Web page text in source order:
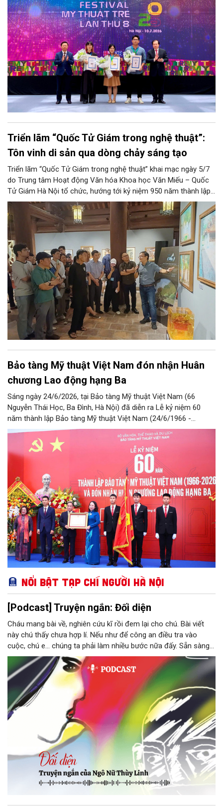
Triển lãm “Quốc Tử Giám trong nghệ thuật”:
Tôn vinh di sản qua dòng chảy sáng tạo
Triển lãm “Quốc Tử Giám trong nghệ thuật” khai mạc ngày 5/7
do Trung tâm Hoạt động Văn hóa Khoa học Văn Miếu – Quốc
Tử Giám Hà Nội tổ chức, hướng tới kỷ niệm 950 năm thành lập
(1076–2026).
Bảo tàng Mỹ thuật Việt Nam đón nhận Huân
chương Lao động hạng Ba
Sáng ngày 24/6/2026, tại Bảo tàng Mỹ thuật Việt Nam (66
Nguyễn Thái Học, Ba Đình, Hà Nội) đã diễn ra Lễ kỷ niệm 60
năm thành lập Bảo tàng Mỹ thuật Việt Nam (24/6/1966 -
24/6/2026) và đón nhận Huân chương Lao động hạng Ba.
Nổi bật Tạp chí Người Hà Nội
[Podcast] Truyện ngắn: Đối diện
Cháu mang bài về, nghiên cứu kĩ rồi đem lại cho chú. Bài viết
này chú thấy chưa hợp lí. Nếu như để công an điều tra vào
cuộc, chú e… chúng ta phải làm nhiều bước nữa đấy. Sẵn sàng
thì tiếp tục nhé! Chú Minh cầm tập bài viết đưa lại cho Thy. Cô
ngại ngùng đỡ lấy. Đây là lần thứ ba, loạt bài phóng sự của mình
bị Tổng biên tập kêu lên để trả lại...